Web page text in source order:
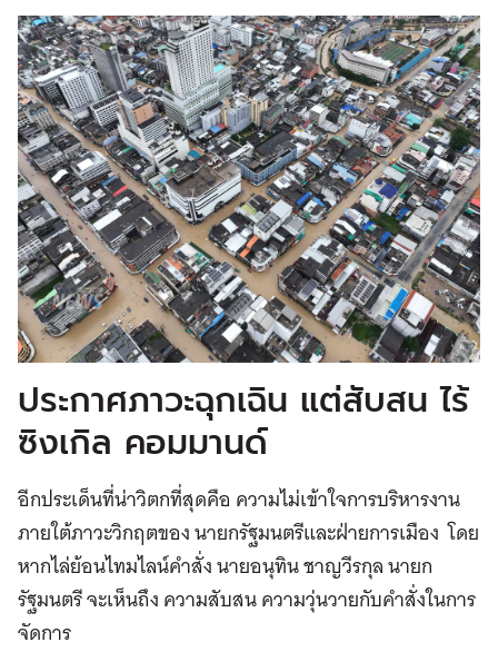
ประกาศภาวะฉุกเฉิน แต่สับสน ไร้
ซิงเกิล คอมมานด์
อีกประเด็นที่น่าวิตกที่สุดคือ ความไม่เข้าใจการบริหารงาน
ภายใต้ภาวะวิกฤตของ นายกรัฐมนตรีและฝ่ายการเมือง โดย
หากไล่ย้อนไทมไลน์คำสั่ง นายอนุทิน ชาญวีรกุล นายก
รัฐมนตรี จะเห็นถึง ความสับสน ความวุ่นวายกับคำสั่งในการ
จัดการ